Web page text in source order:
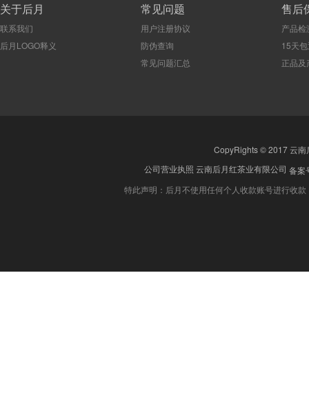
关于后月
联系我们
后月LOGO释义
常见问题
用户注册协议
防伪查询
常见问题汇总
售后
产品检
15天
正品及
CopyRights © 2017 云南
公司营业执照 云南后月红茶业有限公司 备案
特此声明：后月不使用任何个人收款账号进行收